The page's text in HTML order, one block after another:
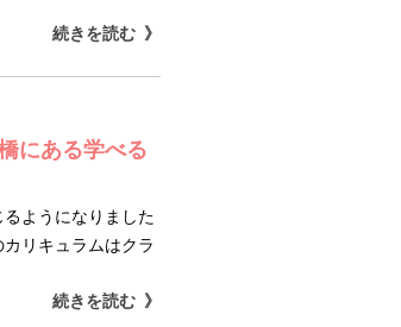
続きを読む
にある学べる
ようになりました
リキュラムはクラ
続きを読む